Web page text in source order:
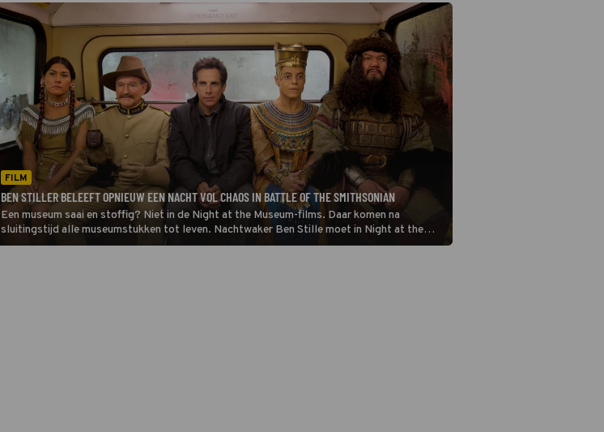
FILM
BEN STILLER BELEEFT OPNIEUW EEN NACHT VOL CHAOS IN BATTLE OF THE SMITHSONIAN
Een museum saai en stoffig? Niet in de Night at the Museum-films. Daar komen na
sluitingstijd alle museumstukken tot leven. Nachtwaker Ben Stille moet in Night at the
Museum: Battle of the Smithsonian proberen dat alles in goede banen te leiden.